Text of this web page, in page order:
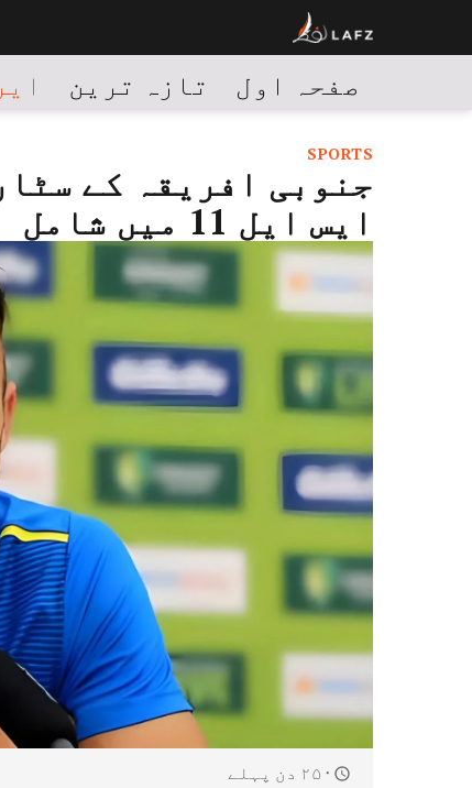
صفحہ اول تازہ ترین
SPORTS
جنوبی افریقہ کے
ایس ایل 11 میں شامل
۲۵۰ دن پہلے